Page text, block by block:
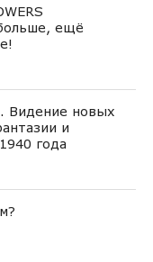
ещё
Видение новых
и
года